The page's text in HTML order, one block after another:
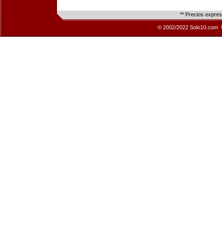
** Precios
© 2002/2022 Solo10.com